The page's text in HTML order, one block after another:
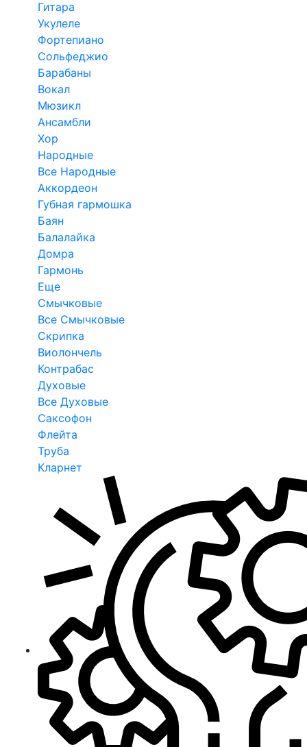
Гитара
Укулеле
Фортепиано
Сольфеджио
Барабаны
Вокал
Мюзикл
Ансамбли
Хор
Народные
Все Народные
Аккордеон
Губная гармошка
Баян
Балалайка
Домра
Гармонь
Еще
Смычковые
Все Смычковые
Скрипка
Виолончель
Контрабас
Духовые
Все Духовые
Саксофон
Флейта
Труба
Кларнет